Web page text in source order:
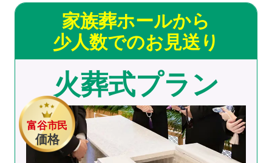
富谷市民
価格
家族葬ホールから
少人数でのお見送り
火葬式プラン